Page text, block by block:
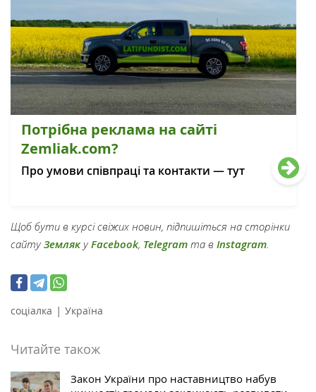
Потрібна реклама на сайті
Zemliak.com?
Про умови співпраці та контакти — тут
Щоб бути в курсі свіжих новин, підпишіться на сторінки
сайтуЗемлякуFacebook, Telegram та в Instagram.
соціалка | Україна
Читайте також
Закон України про наставництво набув